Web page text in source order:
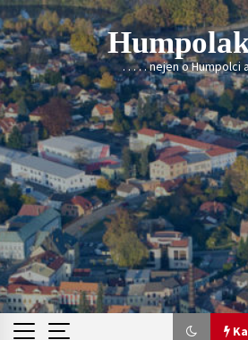
Skip
to
content
. . . . . nejen o Humpolci